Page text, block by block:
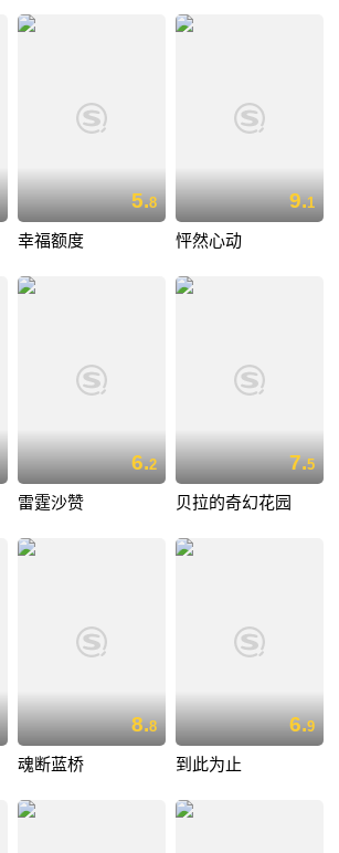
5.8
幸福额度
9.1
怦然心动
6.2
雷霆沙赞
7.5
贝拉的奇幻花园
8.8
魂断蓝桥
6.9
到此为止